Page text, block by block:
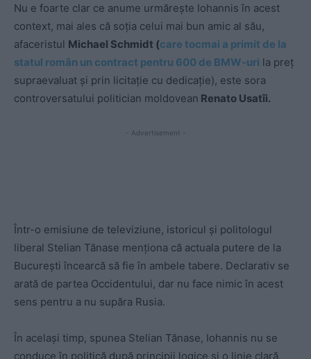
Nu e foarte clar ce anume urmărește Iohannis în acest
context, mai ales că soția celui mai bun amic al său,
afaceristul Michael Schmidt (care tocmai a primit de la
statul român un contract pentru 600 de BMW-uri la preț
supraevaluat și prin licitație cu dedicație), este sora
controversatului politician moldovean Renato Usatîi.
- Advertisement -
Într-o emisiune de televiziune, istoricul și politologul
liberal Stelian Tănase menționa că actuala putere de la
București încearcă să fie în ambele tabere. Declarativ se
arată de partea Occidentului, dar nu face nimic în acest
sens pentru a nu supăra Rusia.
În același timp, spunea Stelian Tănase, Iohannis nu se
conduce în politică după principii logice și o linie clară,